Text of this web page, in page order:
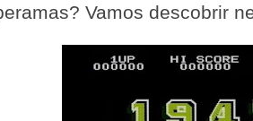
Vamos descobrir